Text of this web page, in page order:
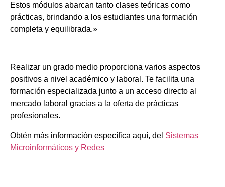
Estos módulos abarcan tanto clases teóricas como
prácticas, brindando a los estudiantes una formación
completa y equilibrada.»
Realizar un grado medio proporciona varios aspectos
positivos a nivel académico y laboral. Te facilita una
formación especializada junto a un acceso directo al
mercado laboral gracias a la oferta de prácticas
profesionales.
Obtén más información específica aquí, del Sistemas
Microinformáticos y Redes